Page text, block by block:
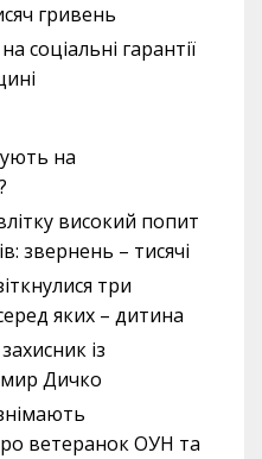
гривень
соціальні гарантії
на
високий попит
звернень – тисячі
три
яких – дитина
із
Дичко
ветеранок ОУН та